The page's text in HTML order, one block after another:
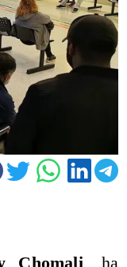
Chomali, ha